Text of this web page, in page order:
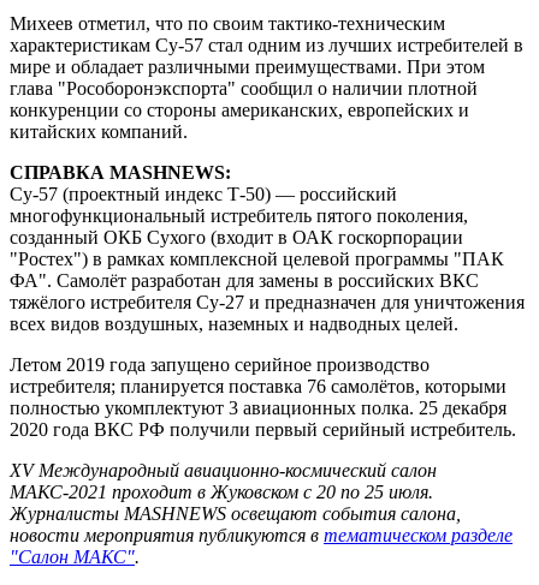
Михеев отметил, что по своим тактико-техническим
характеристикам Су-57 стал одним из лучших истребителей в
мире и обладает различными преимуществами. При этом
глава "Рособоронэкспорта" сообщил о наличии плотной
конкуренции со стороны американских, европейских и
китайских компаний.
СПРАВКА MASHNEWS:
Су-57 (проектный индекс Т-50) — российский
многофункциональный истребитель пятого поколения,
созданный ОКБ Сухого (входит в ОАК госкорпорации
"Ростех") в рамках комплексной целевой программы "ПАК
ФА". Самолёт разработан для замены в российских ВКС
тяжёлого истребителя Су-27 и предназначен для уничтожения
всех видов воздушных, наземных и надводных целей.
Летом 2019 года запущено серийное производство
истребителя; планируется поставка 76 самолётов, которыми
полностью укомплектуют 3 авиационных полка. 25 декабря
2020 года ВКС РФ получили первый серийный истребитель.
XV Международный авиационно-космический салон
МАКС-2021 проходит в Жуковском с 20 по 25 июля.
Журналисты MASHNEWS освещают события салона,
новости мероприятия публикуются в тематическом разделе
"Салон МАКС".